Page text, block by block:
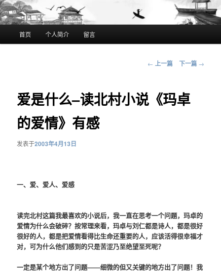
首页 个人简介 留言
文
航
← 上一篇 下一篇 →
爱是什么–读北村小说《玛卓
的爱情》有感
发表于2003年4月13日
一、爱、爱人、爱感
读完北村这篇我最喜欢的小说后，我一直在思考一个问题，玛卓的
爱情为什么会破碎？按常理来看，玛卓与刘仁都是诗人，都是很好
很好的人，都是把爱情看得比生命还重要的人，应该活得很幸福才
对，可为什么他们感到的只是苦涩乃至绝望至死呢？
一定是某个地方出了问题――细微的但又关键的地方出了问题！我